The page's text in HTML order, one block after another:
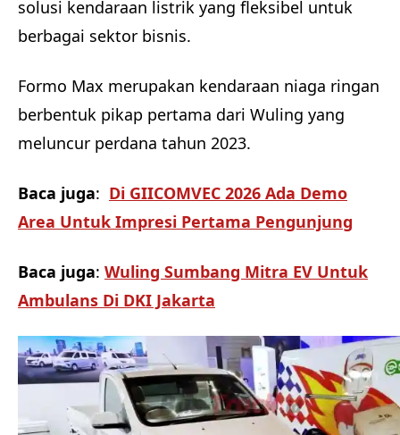
solusi kendaraan listrik yang fleksibel untuk
berbagai sektor bisnis.
Formo Max merupakan kendaraan niaga ringan
berbentuk pikap pertama dari Wuling yang
meluncur perdana tahun 2023.
Baca juga: Di GIICOMVEC 2026 Ada Demo
Area Untuk Impresi Pertama Pengunjung
Baca juga: Wuling Sumbang Mitra EV Untuk
Ambulans Di DKI Jakarta